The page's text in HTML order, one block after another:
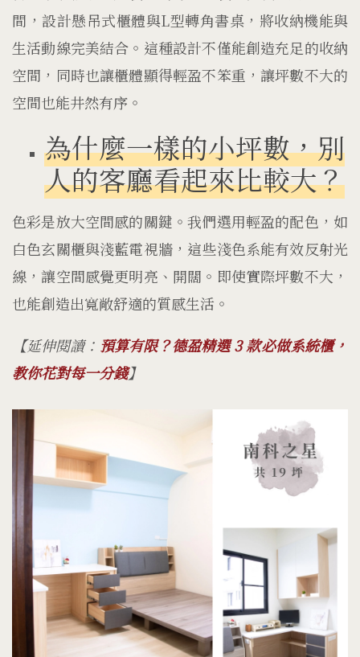
間，設計懸吊式櫃體與L型轉角書桌，將收納機能與
生活動線完美結合。這種設計不僅能創造充足的收納
空間，同時也讓櫃體顯得輕盈不笨重，讓坪數不大的
空間也能井然有序。
為什麼一樣的小坪數，別
人的客廳看起來比較大？
色彩是放大空間感的關鍵。我們選用輕盈的配色，如
白色玄關櫃與淺藍電視牆，這些淺色系能有效反射光
線，讓空間感覺更明亮、開闊。即使實際坪數不大，
也能創造出寬敞舒適的質感生活。
【延伸閱讀： 預算有限？德盈精選 3 款必做系統櫃，
教你花對每一分錢】